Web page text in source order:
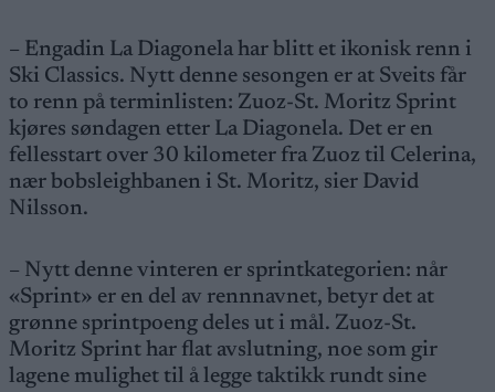
– Engadin La Diagonela har blitt et ikonisk renn i
Ski Classics. Nytt denne sesongen er at Sveits får
to renn på terminlisten: Zuoz-St. Moritz Sprint
kjøres søndagen etter La Diagonela. Det er en
fellesstart over 30 kilometer fra Zuoz til Celerina,
nær bobsleighbanen i St. Moritz, sier David
Nilsson.
– Nytt denne vinteren er sprintkategorien: når
«Sprint» er en del av rennnavnet, betyr det at
grønne sprintpoeng deles ut i mål. Zuoz-St.
Moritz Sprint har flat avslutning, noe som gir
lagene mulighet til å legge taktikk rundt sine